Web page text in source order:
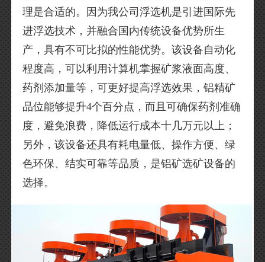
理是合适的。因为我公司浮选机是引进国际先
进浮选技术，并融合国内传统设备优势所生
产，具有不可比拟的性能优势。该设备自动化
程度高，可以利用计算机掌握矿浆液面高度、
药剂添加量等，可更好提高浮选效果，铝精矿
品位能够提升4个百分点，而且可确保药剂准确
度，避免浪费，降低运行成本十几万元以上；
另外，该设备还具有耗电量低、操作方便、绿
色环保、结实可靠等品质，是铝矿选矿设备的
选择。